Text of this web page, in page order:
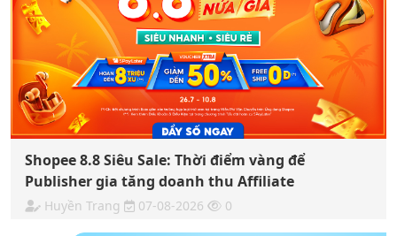
Shopee 8.8 Siêu Sale: Thời điểm vàng để
Publisher gia tăng doanh thu Affiliate
Huyền Trang 07-08-2026 0